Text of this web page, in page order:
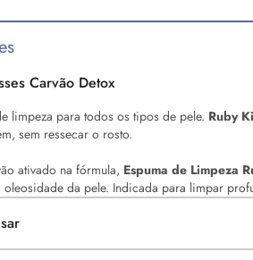
Carvão Detox
limpeza para todos os tipos de pele. Ruby
sem ressecar o rosto.
ativado na fórmula, Espuma de Limpeza
oleosidade da pele. Indicada para limpar